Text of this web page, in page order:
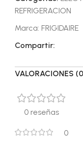
REFRIGERACION
Marca: FRIGIDAIRE
Compartir:
VALORACIONES
0 reseñas
0